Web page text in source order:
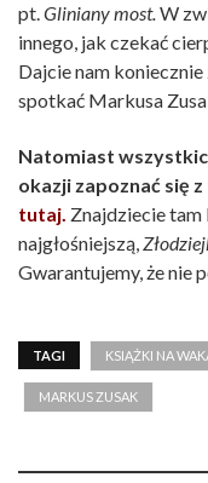
pt.Gliniany most.W
innego, jak czekać
Dajcie nam
spotkać Markusa
Natomiast
okazji zapoznać się
tutaj. Znajdziecie
najgłośniejszą,
Gwarantujemy, że nie
TAGI KSIĄŻKI NA
MARKUS ZUSAK